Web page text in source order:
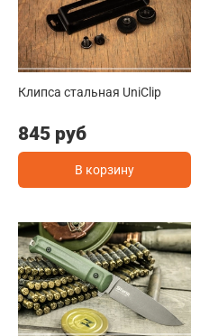
Клипса стальная UniClip
845 руб
В корзину